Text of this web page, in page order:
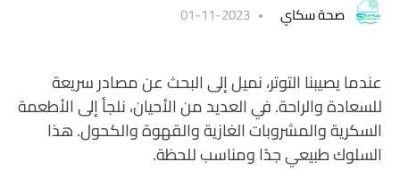
صحة سكاي 2023-11-01
عندما يصيبنا التوتر، نميل إلى البحث عن مصادر سريعة
للسعادة والراحة. في العديد من الأحيان، نلجأ إلى الأطعمة
السكرية والمشروبات الغازية والقهوة والكحول. هذا
السلوك طبيعي جدًا ومناسب للحظة.